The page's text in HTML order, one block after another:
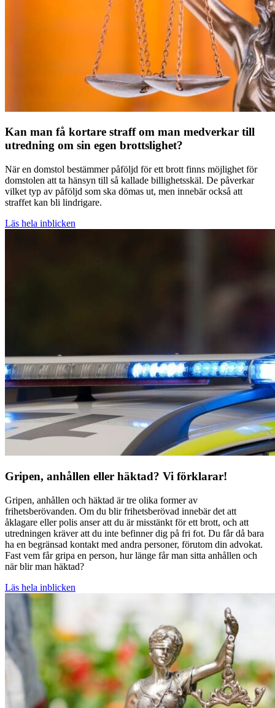
Kan man få kortare straff om man medverkar till
utredning om sin egen brottslighet?
När en domstol bestämmer påföljd för ett brott finns möjlighet för
domstolen att ta hänsyn till så kallade billighetsskäl. De påverkar
vilket typ av påföljd som ska dömas ut, men innebär också att
straffet kan bli lindrigare.
Läs hela inblicken
Gripen, anhållen eller häktad? Vi förklarar!
Gripen, anhållen och häktad är tre olika former av
frihetsberövanden. Om du blir frihetsberövad innebär det att
åklagare eller polis anser att du är misstänkt för ett brott, och att
utredningen kräver att du inte befinner dig på fri fot. Du får då bara
ha en begränsad kontakt med andra personer, förutom din advokat.
Fast vem får gripa en person, hur länge får man sitta anhållen och
när blir man häktad?
Läs hela inblicken